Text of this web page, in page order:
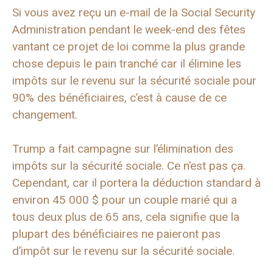
Si vous avez reçu un e-mail de la Social Security
Administration pendant le week-end des fêtes
vantant ce projet de loi comme la plus grande
chose depuis le pain tranché car il élimine les
impôts sur le revenu sur la sécurité sociale pour
90% des bénéficiaires, c’est à cause de ce
changement.
Trump a fait campagne sur l’élimination des
impôts sur la sécurité sociale. Ce n’est pas ça.
Cependant, car il portera la déduction standard à
environ 45 000 $ pour un couple marié qui a
tous deux plus de 65 ans, cela signifie que la
plupart des bénéficiaires ne paieront pas
d’impôt sur le revenu sur la sécurité sociale.